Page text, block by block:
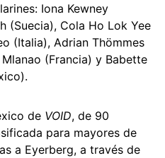
Iona Kewney
(Suecia), Cola Ho Lok Yee
(Italia), Adrian Thömmes
(Francia) y Babette
de VOID, de 90
para mayores de
a Eyerberg, a través de